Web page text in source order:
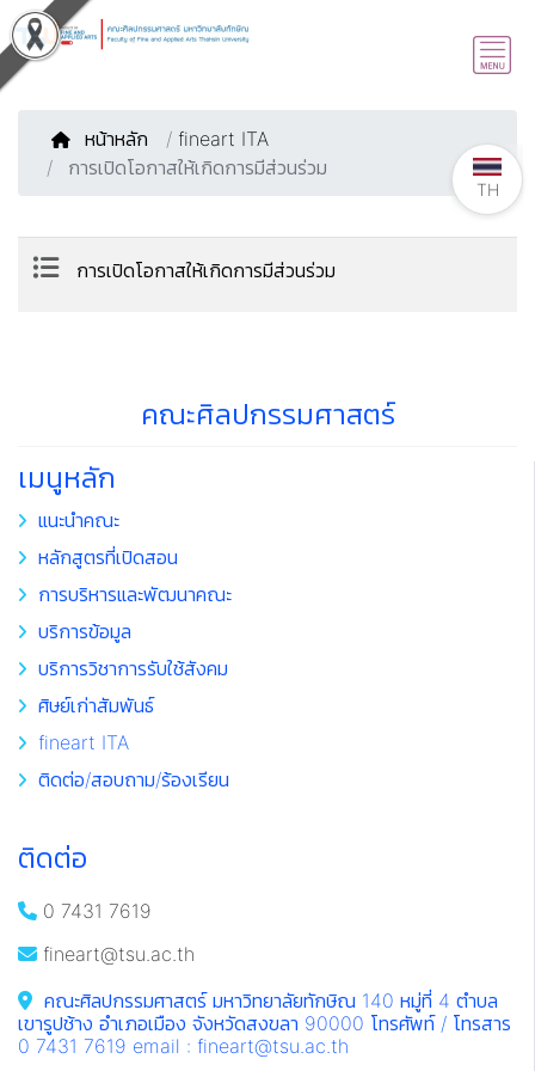
หน้าหลัก / fineart ITA
การเปิดโอกาสให้เกิดการมีส่วนร่วม
การเปิดโอกาสให้เกิดการมีส่วนร่วม
คณะศิลปกรรมศาสตร์
เมนูหลัก
แนะนำคณะ
หลักสูตรที่เปิดสอน
การบริหารและพัฒนาคณะ
บริการข้อมูล
บริการวิชาการรับใช้สังคม
ศิษย์เก่าสัมพันธ์
fineart ITA
ติดต่อ/สอบถาม/ร้องเรียน
ติดต่อ
0 7431 7619
fineart@tsu.ac.th
คณะศิลปกรรมศาสตร์ มหาวิทยาลัยทักษิณ 140 หมู่ที่ 4 ตำบล
เขารูปช้าง อำเภอเมือง จังหวัดสงขลา 90000 โทรศัพท์ / โทรสาร
0 7431 7619 email : fineart@tsu.ac.th
TH